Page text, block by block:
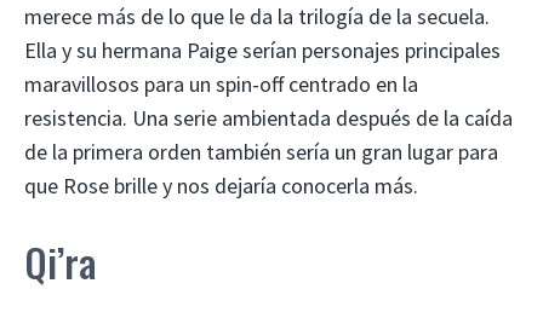
merece más de lo que le da la trilogía de la secuela.
Ella y su hermana Paige serían personajes principales
maravillosos para un spin-off centrado en la
resistencia. Una serie ambientada después de la caída
de la primera orden también sería un gran lugar para
que Rose brille y nos dejaría conocerla más.
Qi’ra